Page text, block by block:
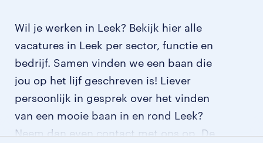
Wil je werken in Leek? Bekijk hier alle
vacatures in Leek per sector, functie en
bedrijf. Samen vinden we een baan die
jou op het lijf geschreven is! Liever
persoonlijk in gesprek over het vinden
van een mooie baan in en rond Leek?
Neem dan even contact met ons op. De